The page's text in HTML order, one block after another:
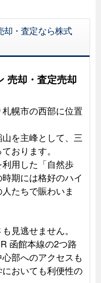
却・査定なら株式
売却・査定売却
幌市の西部に位置
を主峰として、三
おります。
用した「自然歩
期には格好のハイ
たちで賑わいま
見逃せません。
函館本線の2つ路
部へのアクセスも
おいても利便性の